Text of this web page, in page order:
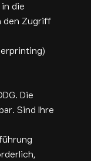
in die
den Zugriff
Die
Sind Ihre